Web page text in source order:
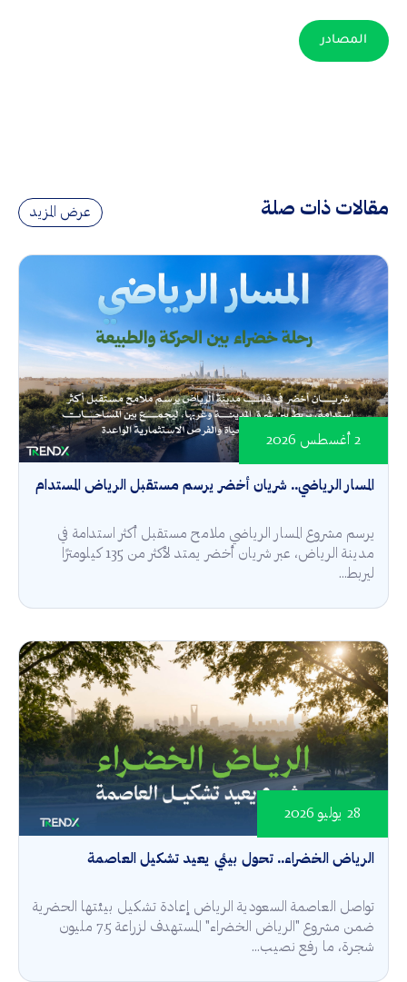
المصادر
مقالات ذات صلة عرض المزيد
المسار الرياضي.. شريان أخضر يرسم مستقبل الرياض المستدام
2 أغسطس 2026
يرسم مشروع المسار الرياضي ملامح مستقبل أكثر استدامة في
مدينة الرياض، عبر شريان أخضر يمتد لأكثر من 135 كيلومترًا
ليربط...
الرياض الخضراء.. تحول بيئي يعيد تشكيل العاصمة
28 يوليو 2026
تواصل العاصمة السعودية الرياض إعادة تشكيل بيئتها الحضرية
ضمن مشروع "الرياض الخضراء" المستهدف لزراعة 7.5 مليون
شجرة، ما رفع نصيب...